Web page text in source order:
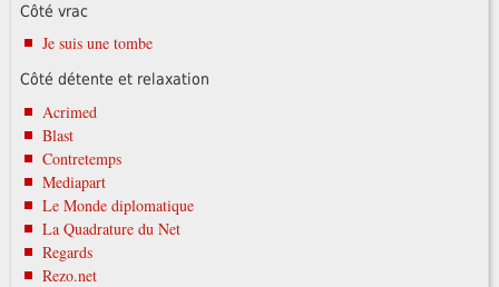
Côté vrac
Je suis une tombe
Côté détente et relaxation
Acrimed
Blast
Contretemps
Mediapart
Le Monde diplomatique
La Quadrature du Net
Regards
Rezo.net